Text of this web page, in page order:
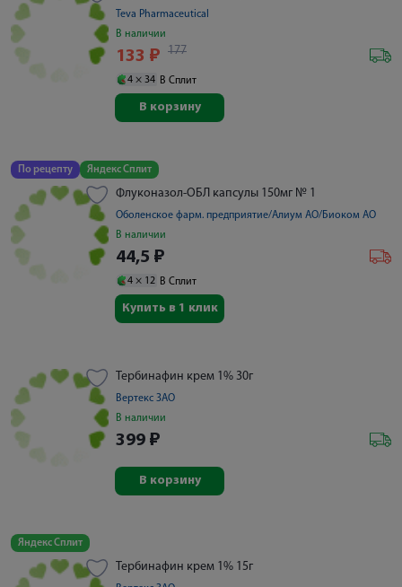
Teva Pharmaceutical
В наличии
133 ₽ 177
4 × 34 В Сплит
В корзину
По рецепту Яндекс Сплит
Флуконазол-ОБЛ капсулы 150мг № 1
Оболенское фарм. предприятие/Алиум АО/Биоком АО
В наличии
44,5 ₽
4 × 12 В Сплит
Купить в 1 клик
Тербинафин крем 1% 30г
Вертекс ЗАО
В наличии
399 ₽
В корзину
Яндекс Сплит
Тербинафин крем 1% 15г